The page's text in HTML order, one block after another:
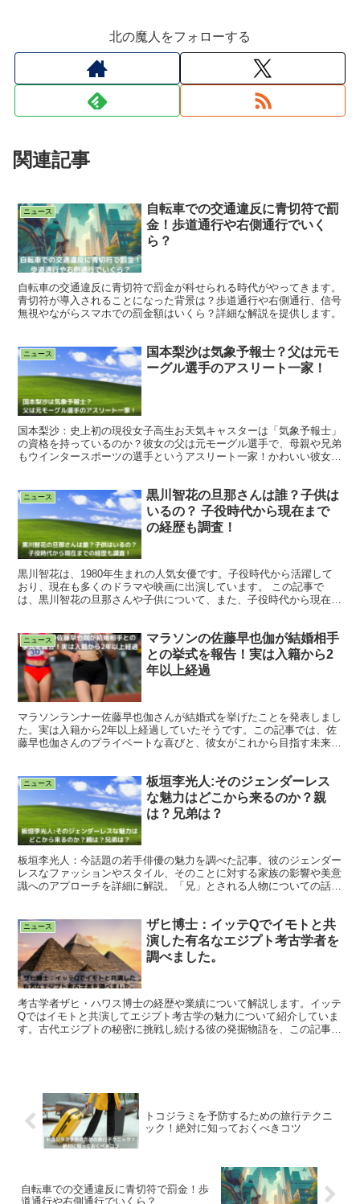
北の魔人をフォローする
関連記事
ニュース
自転車での交通違反に青切符で罰
金！歩道通行や右側通行でいく
ら？
自転車の交通違反に青切符で罰金が科せられる時代がやってきます。
青切符が導入されることになった背景は？歩道通行や右側通行、信号
無視やながらスマホでの罰金額はいくら？詳細な解説を提供します。
ニュース
国本梨沙は気象予報士？父は元モ
ーグル選手のアスリート一家！
国本梨沙：史上初の現役女子高生お天気キャスターは「気象予報士」
の資格を持っているのか？彼女の父は元モーグル選手で、母親や兄弟
もウインタースポーツの選手というアスリート一家！かわいい彼女の
ニュース
黒川智花の旦那さんは誰？子供は
いるの？ 子役時代から現在まで
の経歴も調査！
黒川智花は、1980年生まれの人気女優です。子役時代から活躍して
おり、現在も多くのドラマや映画に出演しています。 この記事で
は、黒川智花の旦那さんや子供について、また、子役時代から現在ま
ニュース
マラソンの佐藤早也伽が結婚相手
との挙式を報告！実は入籍から2
年以上経過
マラソンランナー佐藤早也伽さんが結婚式を挙げたことを発表しまし
た。実は入籍から2年以上経過していたそうです。この記事では、佐
藤早也伽さんのプライベートな喜びと、彼女がこれから目指す未来に
ニュース
板垣李光人:そのジェンダーレス
な魅力はどこから来るのか？親
は？兄弟は？
板垣李光人：今話題の若手俳優の魅力を調べた記事。彼のジェンダー
レスなファッションやスタイル、そのことに対する家族の影響や美意
識へのアプローチを詳細に解説。「兄」とされる人物についての話。
ニュース
ザヒ博士：イッテQでイモトと共
演した有名なエジプト考古学者を
調べました。
考古学者ザヒ・ハワス博士の経歴や業績について解説します。イッテ
Qではイモトと共演してエジプト考古学の魅力について紹介していま
す。古代エジプトの秘密に挑戦し続ける彼の発掘物語を、この記事で
トコジラミを予防するための旅行テクニ
ック！絶対に知っておくべきコツ
自転車での交通違反に青切符で罰金！歩
道通行や右側通行でいくら？